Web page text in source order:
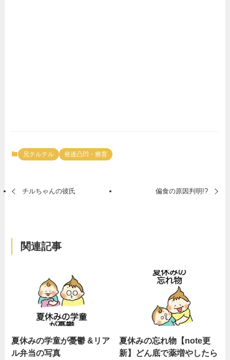
兄テルテル 発達凸凹・療育
チルちゃんの彼氏 偏食の原因判明!?
関連記事
夏休みの学童が憂鬱 &リア
ル弁当の写真
夏休みの忘れ物【note更
新】どん底で薬増やしたら